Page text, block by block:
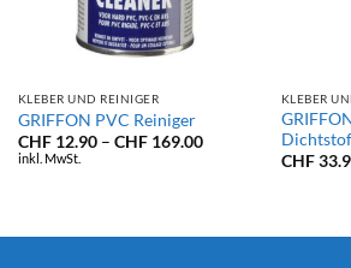
KLEBER UND REINIGER
GRIFFON PVC Reiniger
CHF12.90 – CHF169.00Preisspanne:
CHF 12.90
inkl. MwSt.
KLEBER
CHF